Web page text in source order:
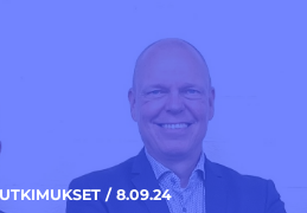
/ 8.09.24